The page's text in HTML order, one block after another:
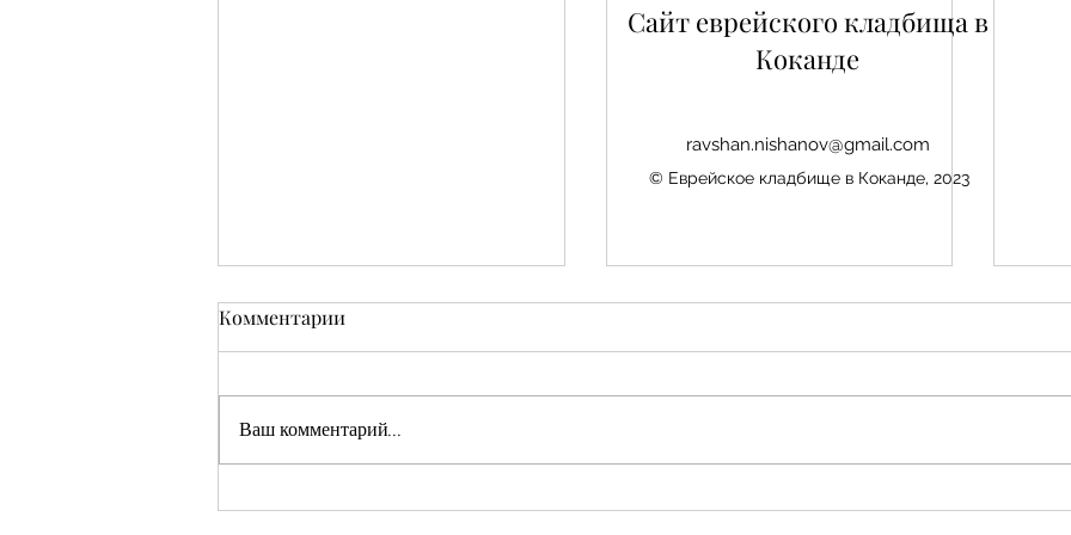
Авезбакиев Эдуард
Комментарии
Ваш комментарий...
Сайт еврейского кладбища в
Коканде
ravshan.nishanov@gmail.com
© Еврейское кладбище в Коканде, 2023